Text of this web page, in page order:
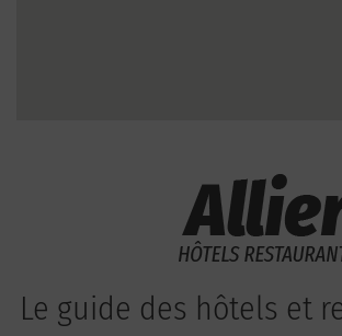
Le guide des hôtels et